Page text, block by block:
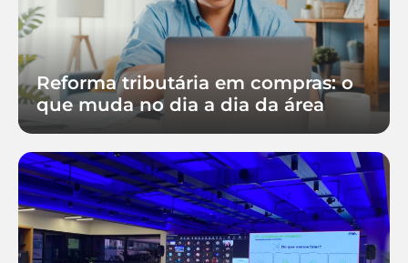
Reforma tributária em compras: o
que muda no dia a dia da área